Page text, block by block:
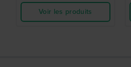
Voir les produits